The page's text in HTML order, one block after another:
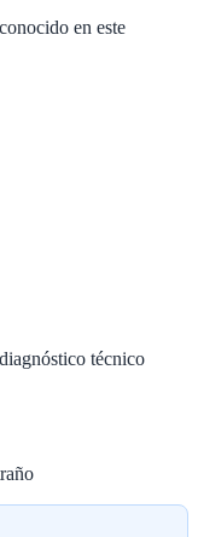
en este
técnico